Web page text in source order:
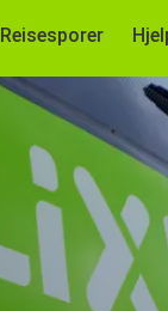
Reisesporer